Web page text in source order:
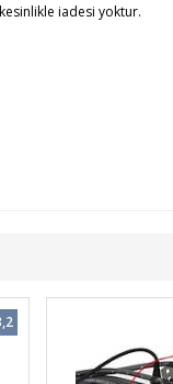
iadesi yoktur.